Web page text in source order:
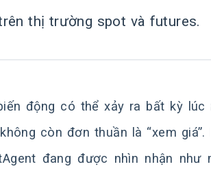
thị trường spot và futures.
động có thể xảy ra bất kỳ lúc
còn đơn thuần là “xem giá”.
đang được nhìn nhận như